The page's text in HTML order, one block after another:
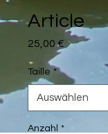
Article
25,00 € Preis
Taille *
Anzahl *